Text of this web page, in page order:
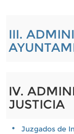
III.
IV.
JUSTICIA
Juzgados de